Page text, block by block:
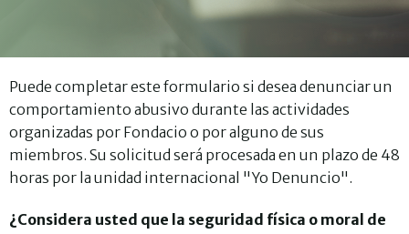
Puede completar este formulario si desea denunciar un
comportamiento abusivo durante las actividades
organizadas por Fondacio o por alguno de sus
miembros. Su solicitud será procesada en un plazo de 48
horas por la unidad internacional "Yo Denuncio".
¿Considera usted que la seguridad física o moral de